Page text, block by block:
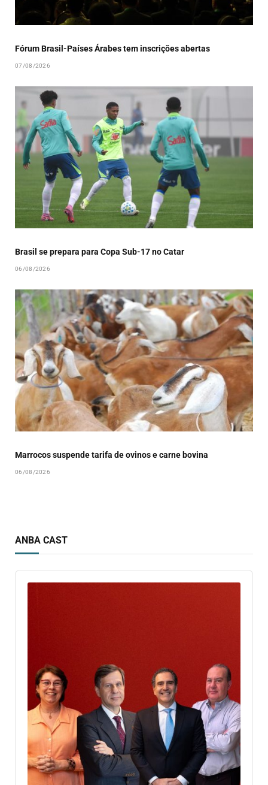
Fórum Brasil-Países Árabes tem inscrições abertas
07/08/2026
Brasil se prepara para Copa Sub-17 no Catar
06/08/2026
Marrocos suspende tarifa de ovinos e carne bovina
06/08/2026
ANBA CAST
Audio
Player